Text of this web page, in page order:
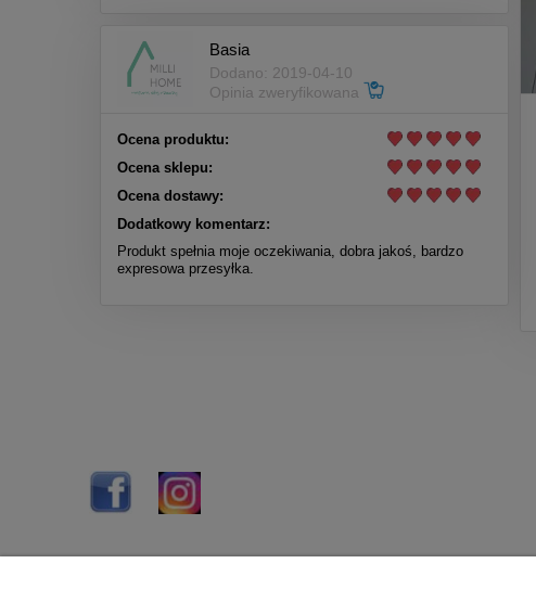
Basia
Dodano: 2019-04-10
Opinia zweryfikowana
Ocena produktu:
Ocena sklepu:
Ocena dostawy:
Dodatkowy komentarz:
Produkt spełnia moje oczekiwania, dobra jakoś, bardzo
expresowa przesyłka.